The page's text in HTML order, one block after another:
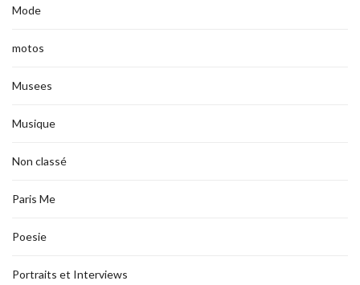
Mode
motos
Musees
Musique
Non classé
Paris Me
Poesie
Portraits et Interviews